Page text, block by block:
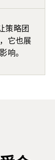
策略团
它也展
响。